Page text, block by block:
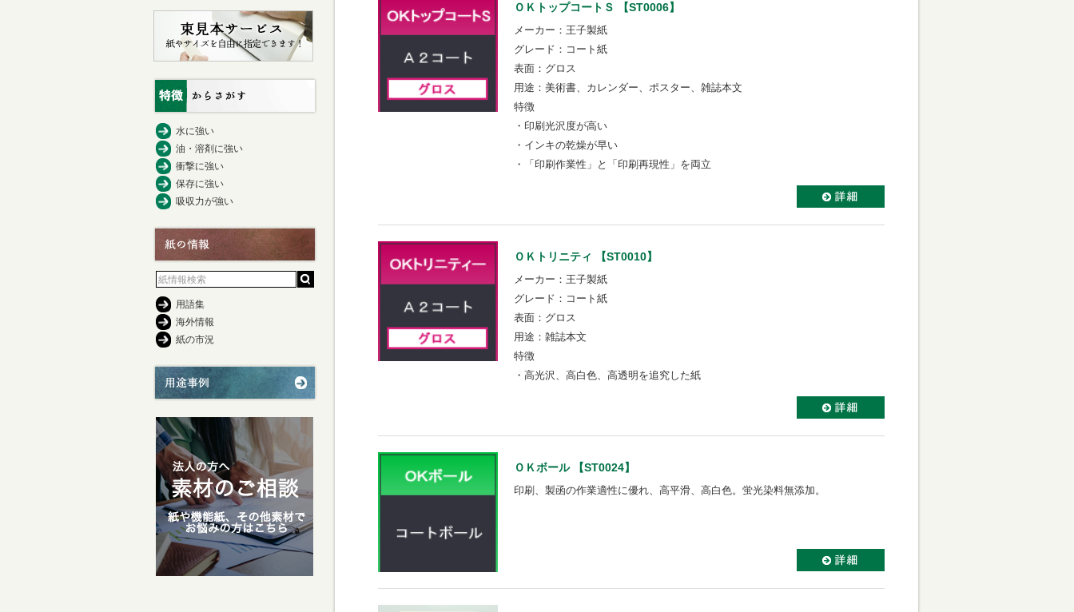
ＯＫトップコートＳ 【ST0006】
メーカー：王子製紙
グレード：コート紙
表面：グロス
用途：美術書、カレンダー、ポスター、雑誌本文
特徴
・印刷光沢度が高い
・インキの乾燥が早い
・「印刷作業性」と「印刷再現性」を両立
ＯＫトリニティ 【ST0010】
メーカー：王子製紙
グレード：コート紙
表面：グロス
用途：雑誌本文
特徴
・高光沢、高白色、高透明を追究した紙
ＯＫボール 【ST0024】
印刷、製函の作業適性に優れ、高平滑、高白色。蛍光染料無添加。
水に強い
油・溶剤に強い
衝撃に強い
保存に強い
吸収力が強い
用語集
海外情報
紙の市況